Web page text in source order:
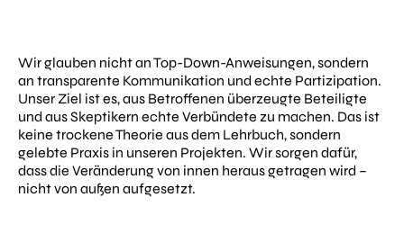
Wir glauben nicht an Top-Down-Anweisungen, sondern
an transparente Kommunikation und echte Partizipation.
Unser Ziel ist es, aus Betroffenen überzeugte Beteiligte
und aus Skeptikern echte Verbündete zu machen. Das ist
keine trockene Theorie aus dem Lehrbuch, sondern
gelebte Praxis in unseren Projekten. Wir sorgen dafür,
dass die Veränderung von innen heraus getragen wird –
nicht von außen aufgesetzt.